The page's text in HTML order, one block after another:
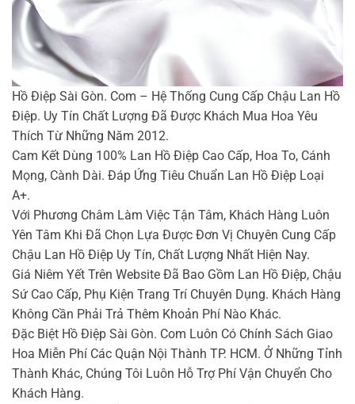
Hồ Điệp Sài Gòn. Com – Hệ Thống Cung Cấp Chậu Lan Hồ
Điệp. Uy Tín Chất Lượng Đã Được Khách Mua Hoa Yêu
Thích Từ Những Năm 2012.
Cam Kết Dùng 100% Lan Hồ Điệp Cao Cấp, Hoa To, Cánh
Mọng, Cành Dài. Đáp Ứng Tiêu Chuẩn Lan Hồ Điệp Loại
A+.
Với Phương Châm Làm Việc Tận Tâm, Khách Hàng Luôn
Yên Tâm Khi Đã Chọn Lựa Được Đơn Vị Chuyên Cung Cấp
Chậu Lan Hồ Điệp Uy Tín, Chất Lượng Nhất Hiện Nay.
Giá Niêm Yết Trên Website Đã Bao Gồm Lan Hồ Điệp, Chậu
Sứ Cao Cấp, Phụ Kiện Trang Trí Chuyên Dụng. Khách Hàng
Không Cần Phải Trả Thêm Khoản Phí Nào Khác.
Đặc Biệt Hồ Điệp Sài Gòn. Com Luôn Có Chính Sách Giao
Hoa Miễn Phí Các Quận Nội Thành TP. HCM. Ở Những Tỉnh
Thành Khác, Chúng Tôi Luôn Hỗ Trợ Phí Vận Chuyển Cho
Khách Hàng.